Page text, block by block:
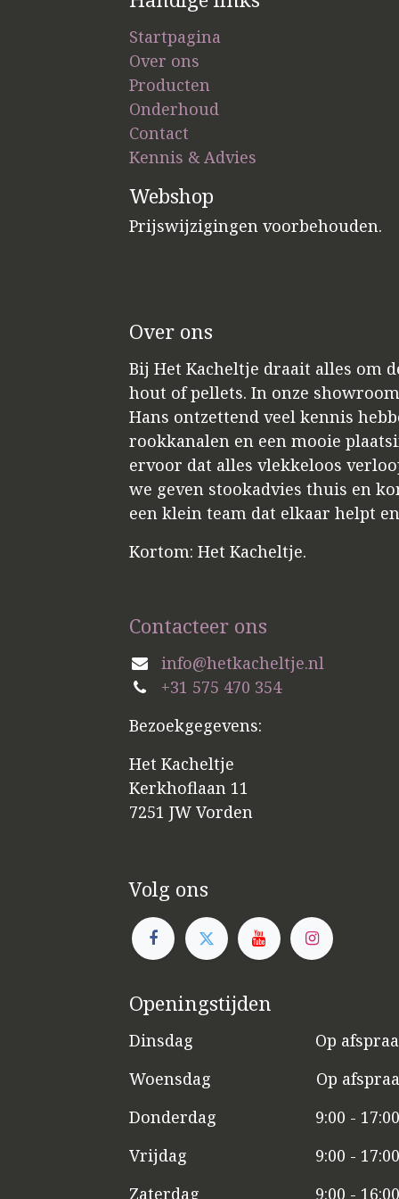
Startpagina
Over ons
Producten
Onderhoud
Contact
Kennis & Advies
Webshop
Prijswijzigingen voorbehouden.
Over ons
Bij Het Kacheltje draait alles om
hout of pellets. In onze
Hans ontzettend veel kennis
rookkanalen en een mooie
ervoor dat alles vlekkeloos
we geven stookadvies thuis en
een klein team dat elkaar helpt
Kortom: Het Kacheltje.
Contacteer ons
info@hetkacheltje.nl
+31 575 470 354
Bezoekgegevens:
Het Kacheltje
Kerkhoflaan 11
7251 JW Vorden
Volg ons
Openingstijden
Dinsdag
​​Op
Woensdag
​Op
Donderdag
9:00 -
Vrijdag
​9:00 - 17:00
Zaterdag
​9:00 -